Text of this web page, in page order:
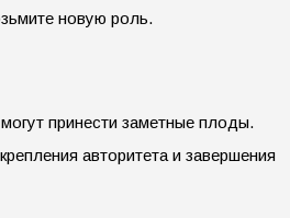
новую роль.
принести заметные плоды.
авторитета и завершения